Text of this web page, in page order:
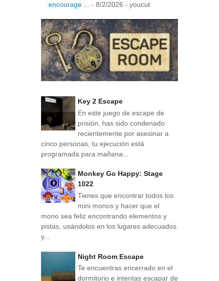
encourage ...
- 8/2/2026 - youcut
Key 2 Escape
En este juego de escape de
prisión, has sido condenado
recientemente por asesinar a
cinco personas, tu ejecución está
programada para mañana...
Monkey Go Happy: Stage
1022
Tienes que encontrar todos los
mini monos y hacer que el
mono sea feliz encontrando elementos y
pistas, usándolos en los lugares adecuados
y...
Night Room Escape
Te encuentras encerrado en el
dormitorio e intentas escapar de